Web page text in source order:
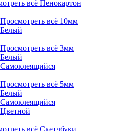
всё Пенокартон
Просмотреть всё 10мм
Белый
Просмотреть всё 3мм
Белый
Самоклеящийся
Просмотреть всё 5мм
Белый
Самоклеящийся
Цветной
всё Скетчбуки